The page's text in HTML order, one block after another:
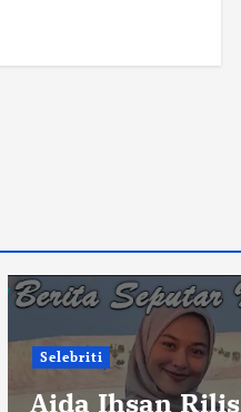
Selebriti
Aida Ihsan Rilis